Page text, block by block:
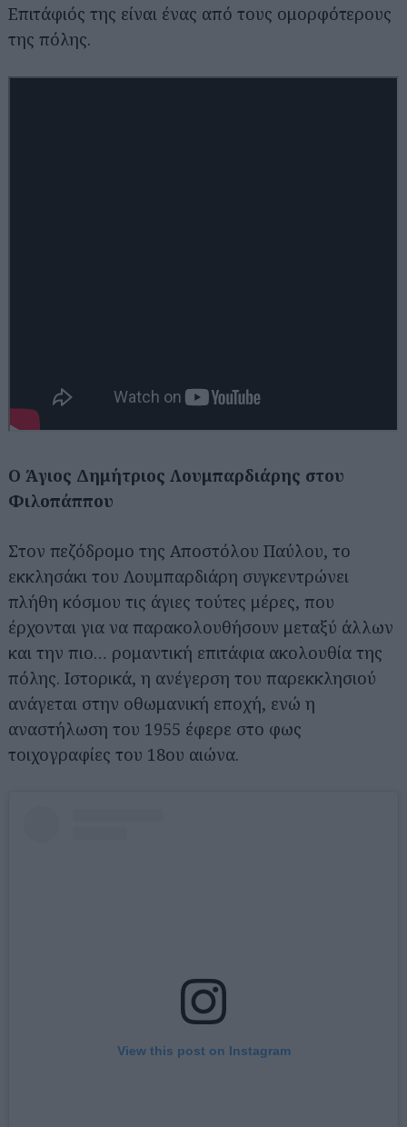
Επιτάφιός της είναι ένας από τους ομορφότερους
της πόλης.
Ο Άγιος Δημήτριος Λουμπαρδιάρης στου
Φιλοπάππου
Στον πεζόδρομο της Αποστόλου Παύλου, το
εκκλησάκι του Λουμπαρδιάρη συγκεντρώνει
πλήθη κόσμου τις άγιες τούτες μέρες, που
έρχονται για να παρακολουθήσουν μεταξύ άλλων
και την πιο… ρομαντική επιτάφια ακολουθία της
πόλης. Ιστορικά, η ανέγερση του παρεκκλησιού
ανάγεται στην οθωμανική εποχή, ενώ η
αναστήλωση του 1955 έφερε στο φως
τοιχογραφίες του 18ου αιώνα.
View this post on Instagram